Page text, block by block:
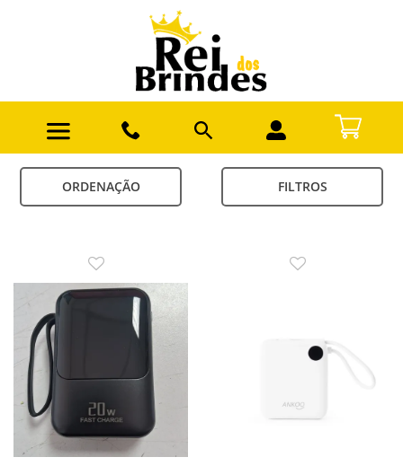
ORDENAÇÃO FILTROS